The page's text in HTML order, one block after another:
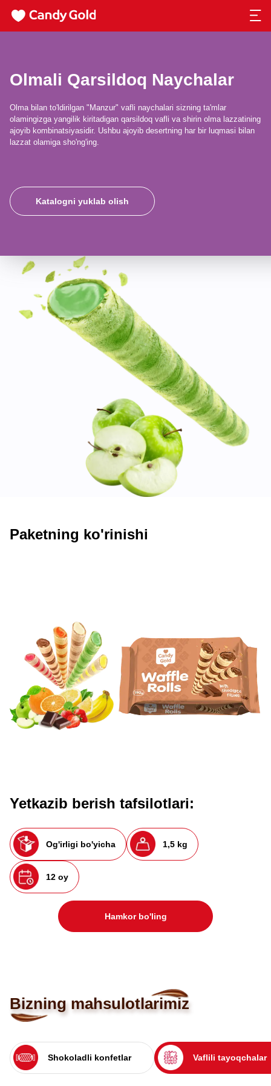
Olmali Qarsildoq Naychalar
Olma bilan to'ldirilgan "Manzur" vafli naychalari sizning ta'mlar
olamingizga yangilik kiritadigan qarsildoq vafli va shirin olma lazzatining
ajoyib kombinatsiyasidir. Ushbu ajoyib desertning har bir luqmasi bilan
lazzat olamiga sho'ng'ing.
Katalogni yuklab olish
Paketning ko'rinishi
Yetkazib berish tafsilotlari:
Og'irligi bo'yicha 1,5 kg
12 oy
Hamkor bo'ling
Bizning mahsulotlarimiz
Shokoladli konfetlar Vaflili tayoqchalar